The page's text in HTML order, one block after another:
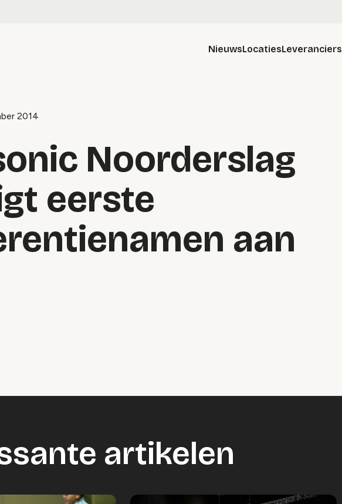
NieuwsLocatiesLeveranciers
2014
Noorderslag
eerste
aan
artikelen